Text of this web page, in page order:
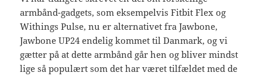
armbånd-gadgets, som eksempelvis Fitbit Flex og
Withings Pulse, nu er alternativet fra Jawbone,
Jawbone UP24 endelig kommet til Danmark, og vi
gætter på at dette armbånd går hen og bliver mindst
lige så populært som det har været tilfældet med de